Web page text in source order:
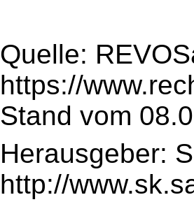
Quelle:
https://
Stand vom
Herausgeber:
http://